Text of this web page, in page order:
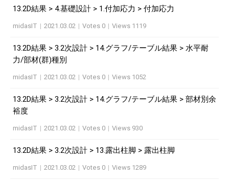
13.2D結果 > 4.基礎設計 > 1.付加応力 > 付加応力
midasIT | 2021.03.02 | Votes 0 | Views 1119
13.2D結果 > 3.2次設計 > 14.グラフ/テーブル結果 > 水平耐
力/部材(群)種別
midasIT | 2021.03.02 | Votes 0 | Views 1052
13.2D結果 > 3.2次設計 > 14.グラフ/テーブル結果 > 部材別余
裕度
midasIT | 2021.03.02 | Votes 0 | Views 930
13.2D結果 > 3.2次設計 > 13.露出柱脚 > 露出柱脚
midasIT | 2021.03.02 | Votes 0 | Views 1289